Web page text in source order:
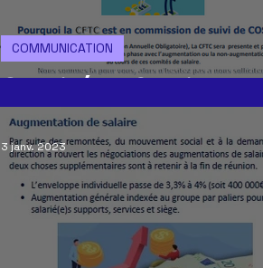
Comité de Salaire
COMMUNICATION
3 janv. 2023